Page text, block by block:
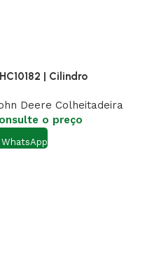
| Cilindro
Deere Colheitadeira
o preço
WhatsApp